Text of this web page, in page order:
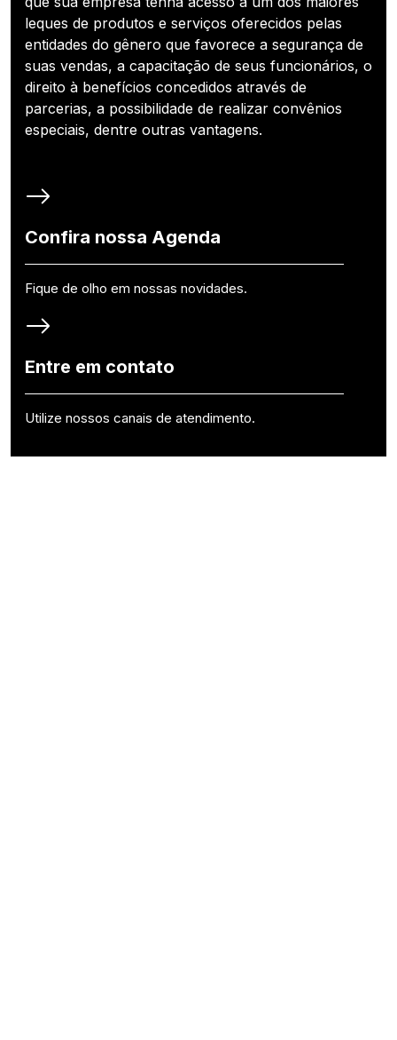
leques de produtos e serviços oferecidos pelas
entidades do gênero que favorece a segurança de
suas vendas, a capacitação de seus funcionários, o
direito à benefícios concedidos através de
parcerias, a possibilidade de realizar convênios
especiais, dentre outras vantagens.
Confira nossa Agenda
Fique de olho em nossas novidades.
Entre em contato
Utilize nossos canais de atendimento.